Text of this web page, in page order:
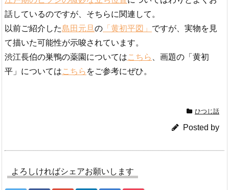
話しているのですが、そちらに関連して。
以前ご紹介した島田元旦の 「黄初平図」 ですが、実物を見
て描いた可能性が示唆されています。
渋江長伯の巣鴨の薬園についてはこちら
、画題の「黄初
平」についてはこちら をご参考にぜひ。
ひつじ話
Posted by
よろしければシェアお願いします